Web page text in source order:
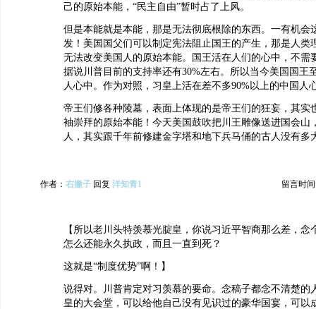
己的原始本能，“民主自由”暂时占了上风。
但是本能就是本能，那是无法彻底根除的东西。一有机会
发！美国国父们可以制定宪法阻止国王的产生，那是人类
无法改变美国人的原始本能。国王活在人们的心中，不需
据说川普目前的支持率还有30%左右。所以当今美国国王
人心中。作为对照，习皇上活在差不多90%以上的中国人
帝王们修各种陵墓，表面上体现的是帝王们的狂妄，其实
袖崇拜的原始本能！今天美国鼓吹把川王雕像送进国会山
人，其实跟千年前修建金字塔和地下兵马俑的古人没有多
作者： 右撇子 回复 洋知青1 留言时间
【所以老川头特羡慕光腚皇，你说习近平智商那么差，念
怎么还能永久执政，而且一直到死？
这就是“制度优势”啊！】
说得对。川普肯定对习羡慕的要命。念稿子都念不清楚的
皇的大会堂，可以给他自己没有见识过的豪华国宴，可以